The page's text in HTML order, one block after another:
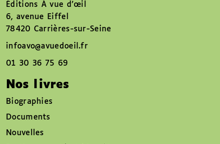
Éditions À vue d’œil
6, avenue Eiffel
78420 Carrières-sur-Seine
infoavo@avuedoeil.fr
01 30 36 75 69
Nos livres
Biographies
Documents
Nouvelles